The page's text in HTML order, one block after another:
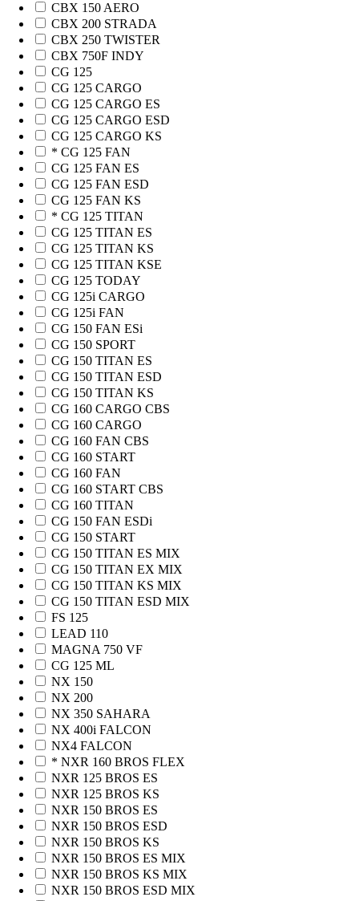
CBX 150 AERO
CBX 200 STRADA
CBX 250 TWISTER
CBX 750F INDY
CG 125
CG 125 CARGO
CG 125 CARGO ES
CG 125 CARGO ESD
CG 125 CARGO KS
* CG 125 FAN
CG 125 FAN ES
CG 125 FAN ESD
CG 125 FAN KS
* CG 125 TITAN
CG 125 TITAN ES
CG 125 TITAN KS
CG 125 TITAN KSE
CG 125 TODAY
CG 125i CARGO
CG 125i FAN
CG 150 FAN ESi
CG 150 SPORT
CG 150 TITAN ES
CG 150 TITAN ESD
CG 150 TITAN KS
CG 160 CARGO CBS
CG 160 CARGO
CG 160 FAN CBS
CG 160 START
CG 160 FAN
CG 160 START CBS
CG 160 TITAN
CG 150 FAN ESDi
CG 150 START
CG 150 TITAN ES MIX
CG 150 TITAN EX MIX
CG 150 TITAN KS MIX
CG 150 TITAN ESD MIX
FS 125
LEAD 110
MAGNA 750 VF
CG 125 ML
NX 150
NX 200
NX 350 SAHARA
NX 400i FALCON
NX4 FALCON
* NXR 160 BROS FLEX
NXR 125 BROS ES
NXR 125 BROS KS
NXR 150 BROS ES
NXR 150 BROS ESD
NXR 150 BROS KS
NXR 150 BROS ES MIX
NXR 150 BROS KS MIX
NXR 150 BROS ESD MIX